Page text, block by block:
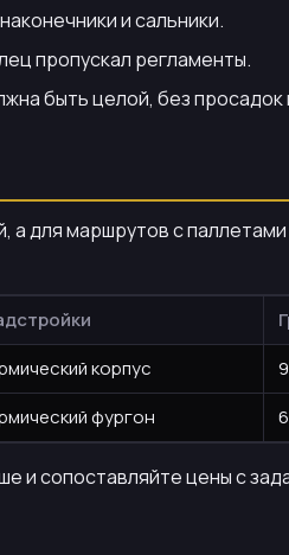
и сальники.
пропускал регламенты.
быть целой, без просадок
а для маршрутов с
корпус
фургон
и сопоставляйте цены с